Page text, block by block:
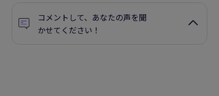
コメントして、あなたの声を聞
かせてください！